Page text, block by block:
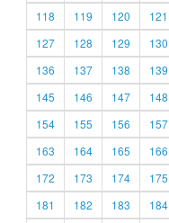
118
119 120 121
127
128 129 130
136
137 138 139
145
146 147 148
154
155 156 157
163
164 165 166
172
173 174 175
181
182 183 184